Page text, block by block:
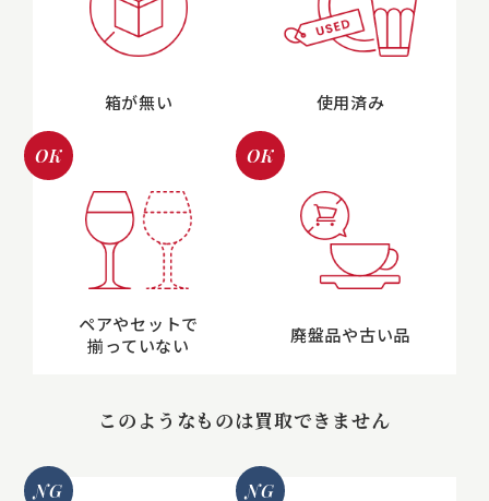
箱が無い 使用済み
OK
ペアやセットで
揃っていない
OK
廃盤品や古い品
このようなものは買取できません
NG NG